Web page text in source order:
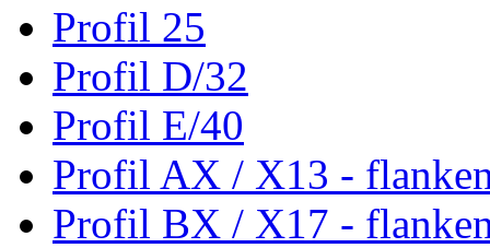
Profil 25
Profil D/32
Profil E/40
Profil AX / X13 -
Profil BX / X17 -